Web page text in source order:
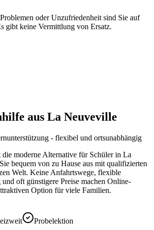
oder Unzufriedenheit sind Sie auf
gibt keine Vermittlung von Ersatz.
aus La Neuveville
- flexibel und ortsunabhängig
moderne Alternative für Schüler in La
bequem von zu Hause aus mit qualifizierten
Welt. Keine Anfahrtswege, flexible
oft günstigere Preise machen Online-
Option für viele Familien.
Probelektion